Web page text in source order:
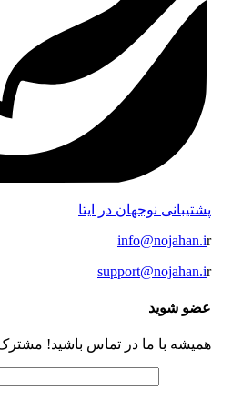
پشتیبانی نوجهان در ایتا
info@nojahan.ir
support@nojahan.ir
عضو شوید
همیشه با ما در تماس باشید!